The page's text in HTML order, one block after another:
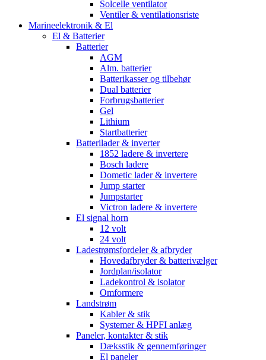
Solcelle ventilator
Ventiler & ventilationsriste
Marineelektronik & El
El & Batterier
Batterier
AGM
Alm. batterier
Batterikasser og tilbehør
Dual batterier
Forbrugsbatterier
Gel
Lithium
Startbatterier
Batterilader & inverter
1852 ladere & invertere
Bosch ladere
Dometic lader & invertere
Jump starter
Jumpstarter
Victron ladere & invertere
El signal horn
12 volt
24 volt
Ladestrømsfordeler & afbryder
Hovedafbryder & batterivælger
Jordplan/isolator
Ladekontrol & isolator
Omformere
Landstrøm
Kabler & stik
Systemer & HPFI anlæg
Paneler, kontakter & stik
Dæksstik & gennemføringer
El paneler